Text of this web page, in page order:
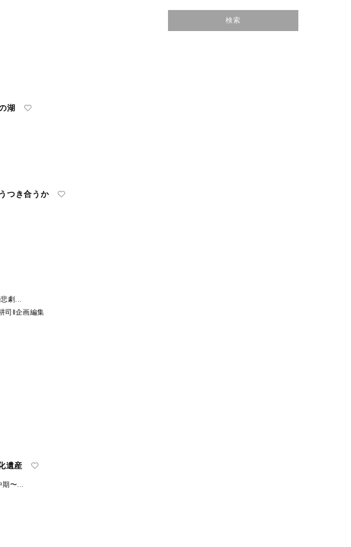
湖
つき合うか
検索